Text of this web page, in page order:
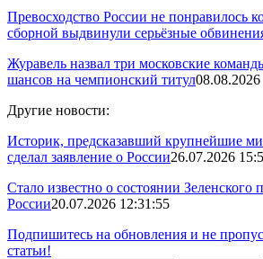
Превосходство России не понравилось
сборной выдвинули серьёзные
Журавель назвал три московские
шансов на чемпионский титул
Другие новости:
Историк, предсказавший крупнейшие
сделал заявление о России26.07.2026
Стало известно о состоянии Зеленского
России20.07.2026 12:31:55
Подпишитесь на обновления и не
статьи!